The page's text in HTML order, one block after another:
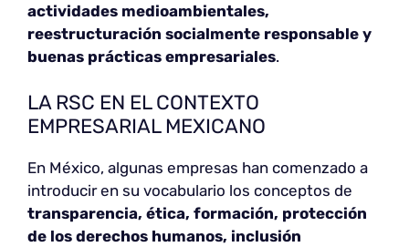
actividades medioambientales,
reestructuración socialmente responsable y
buenas prácticas empresariales.
LA RSC EN EL CONTEXTO
EMPRESARIAL MEXICANO
En México, algunas empresas han comenzado a
introducir en su vocabulario los conceptos de
transparencia, ética, formación, protección
de los derechos humanos, inclusión